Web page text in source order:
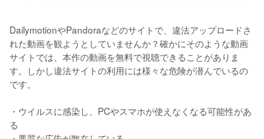
DailymotionやPandoraなどのサイトで、違法アップロードさ
れた動画を観ようとしていませんか？確かにそのような動画
サイトでは、本作の動画を無料で視聴できることがありま
す。しかし違法サイトの利用には様々な危険が潜んでいるの
です。
・ウイルスに感染し、PCやスマホが使えなくなる可能性があ
る